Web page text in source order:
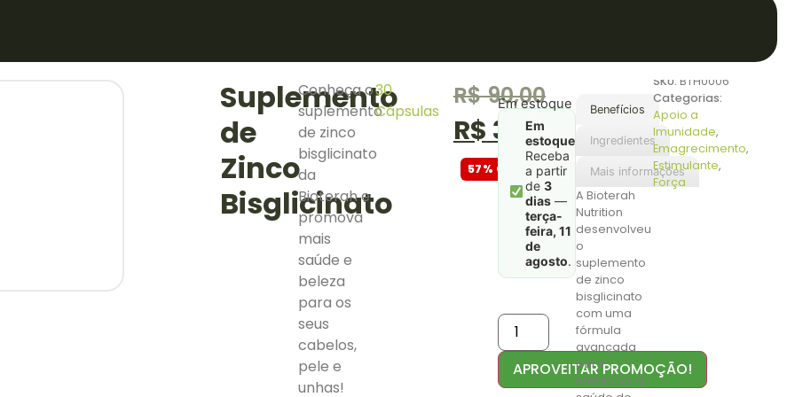
Suplemento
de
Zinco
Bisglicinato
Conheça o
suplemento
de zinco
bisglicinato
da
Bioterah e
promova
mais
saúde e
beleza
para os
seus
cabelos,
pele e
unhas!
30
Cápsulas
R$90,00
R$ 39,00
57% OFF
Em estoque
Em
estoque
Receba
a partir
de3
dias —
terça-
feira, 11
de
agosto.
APROVEITAR PROMOÇÃO!
Benefícios
Ingredientes
Mais informações
A Bioterah
Nutrition
desenvolveu
o
suplemento
de zinco
bisglicinato
com uma
fórmula
avançada
para
fortalecer a
SKU:BTH0006
Categorias:
Apoio a
Imunidade,
Emagrecimento,
Estimulante,
Força